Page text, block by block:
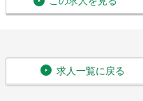
求人一覧に戻る